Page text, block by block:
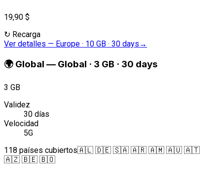
19,90 $
↻ Recarga
Ver detalles — Europe · 10 GB · 30 days →
🌍 Global — Global · 3 GB · 30 days
3 GB
Validez
30 días
Velocidad
5G
118 países cubiertos🇦🇱 🇩🇪 🇸🇦 🇦🇷 🇦🇲 🇦🇺 🇦🇹
🇦🇿 🇧🇪 🇧🇴